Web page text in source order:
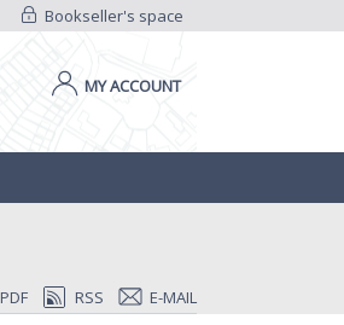
Bookseller's space
MY ACCOUNT
PDF RSS E-MAIL